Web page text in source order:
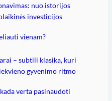
nuo istorijos
investicijos
vienam?
– subtili klasika, kuri
gyvenimo ritmo
verta pasinaudoti